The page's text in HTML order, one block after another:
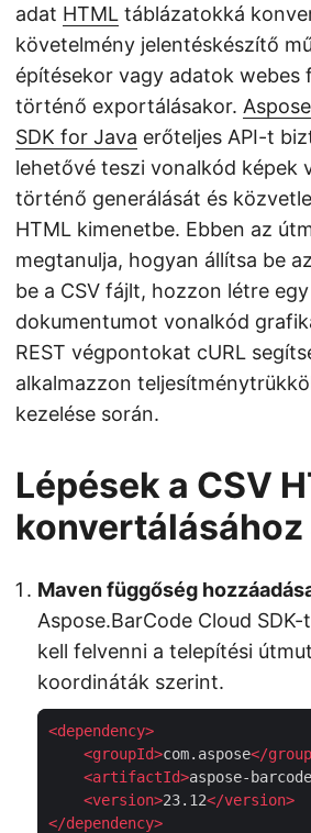
adat HTML táblázatokká
követelmény jelentéskészítő
építésekor vagy adatok webes
történő exportálásakor.
SDK for Java erőteljes API-t
lehetővé teszi vonalkód képek
történő generálását és
HTML kimenetbe. Ebben az
megtanulja, hogyan állítsa be
be a CSV fájlt, hozzon létre
dokumentumot vonalkód
REST végpontokat cURL
alkalmazzon
kezelése során.
Lépések a CSV
Maven függőség
Aspose.BarCode Cloud SDK-
kell felvenni a telepítési
koordináták szerint.
<dependency>
<groupId>com.aspose</
<artifactId>aspose-
<version>23.12</version>
</dependency>